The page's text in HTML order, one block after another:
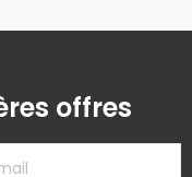
offres